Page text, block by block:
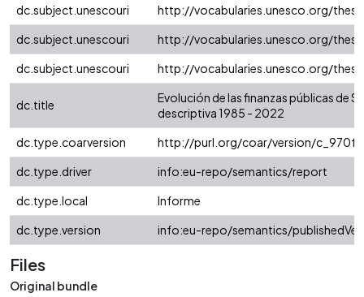
dc.subject.unescouri
http://vocabularies.unesco.org/
dc.subject.unescouri
http://vocabularies.unesco.org/
dc.subject.unescouri
http://vocabularies.unesco.org/
dc.title
Evolución de las finanzas públicas de
descriptiva 1985 - 2022
dc.type.coarversion
http://purl.org/coar/version/
dc.type.driver
info:eu-repo/semantics/report
dc.type.local
Informe
dc.type.version
info:eu-repo/semantics/
Files
Original bundle